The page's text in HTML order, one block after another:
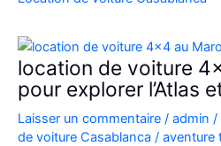
Casablanca
location de voiture
pour explorer l’Atlas
Laisser un commentaire / admin /
de voiture Casablanca / aventure